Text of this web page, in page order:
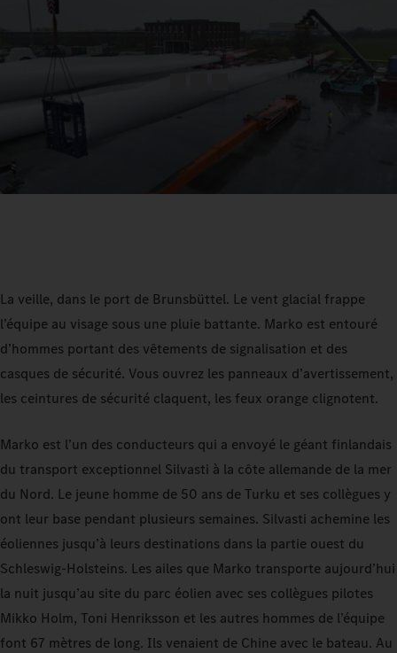
La veille, dans le port de Brunsbüttel. Le vent glacial frappe
l’équipe au visage sous une pluie battante. Marko est entouré
d’hommes portant des vêtements de signalisation et des
casques de sécurité. Vous ouvrez les panneaux d’avertissement,
les ceintures de sécurité claquent, les feux orange clignotent.
Marko est l’un des conducteurs qui a envoyé le géant finlandais
du transport exceptionnel Silvasti à la côte allemande de la mer
du Nord. Le jeune homme de 50 ans de Turku et ses collègues y
ont leur base pendant plusieurs semaines. Silvasti achemine les
éoliennes jusqu’à leurs destinations dans la partie ouest du
Schleswig-Holsteins. Les ailes que Marko transporte aujourd’hui
la nuit jusqu’au site du parc éolien avec ses collègues pilotes
Mikko Holm, Toni Henriksson et les autres hommes de l’équipe
font 67 mètres de long. Ils venaient de Chine avec le bateau. Au